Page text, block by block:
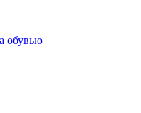
обувью